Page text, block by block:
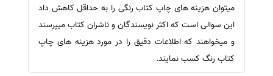
میتوان هزینه های چاپ کتاب رنگی را به حداقل کاهش داد
این سوالی است که اکثر نویسندگان و ناشران کتاب میپرسند
و میخواهند که اطلاعات دقیق را در مورد هزینه های چاپ
کتاب رنگ کسب نمایند.